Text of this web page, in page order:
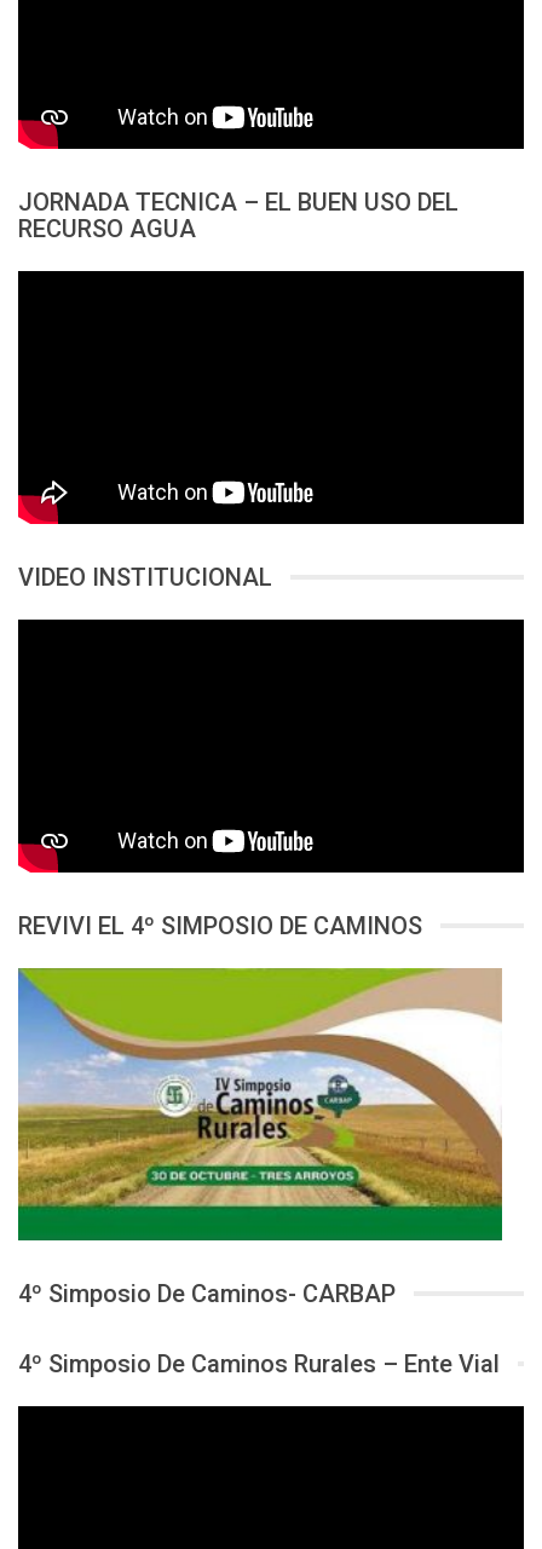
JORNADA TECNICA – EL BUEN USO DEL
RECURSO AGUA
VIDEO INSTITUCIONAL
REVIVI EL 4º SIMPOSIO DE CAMINOS
4º Simposio De Caminos- CARBAP
4º Simposio De Caminos Rurales – Ente Vial